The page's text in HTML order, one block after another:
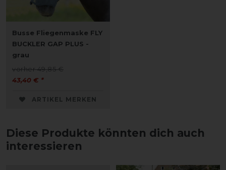
Busse Fliegenmaske FLY
BUCKLER GAP PLUS -
grau
vorher 49,85 €
43,40 € *
ARTIKEL MERKEN
Diese Produkte könnten dich auch
interessieren